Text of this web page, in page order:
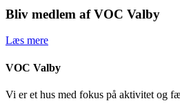
Bliv medlem af VOC Valby
Læs mere
VOC Valby
Vi er et hus med fokus på aktivitet og